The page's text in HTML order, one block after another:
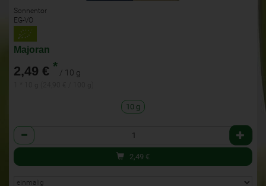
Sonnentor
EG-VO
Majoran
2,49 € * / 10 g
10 g
Anzahl
2,49 €